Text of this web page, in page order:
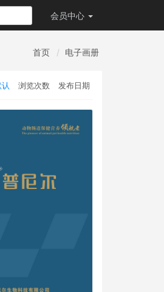
会员中心
首页 电子画册
浏览次数 发布日期